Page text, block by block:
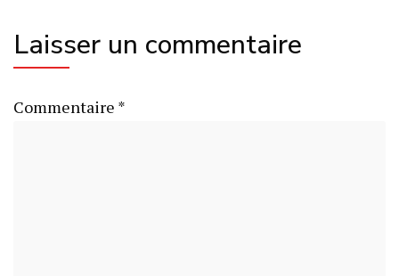
Laisser un commentaire
Commentaire *